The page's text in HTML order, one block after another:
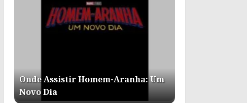
Onde Assistir Homem-Aranha: Um
Novo Dia